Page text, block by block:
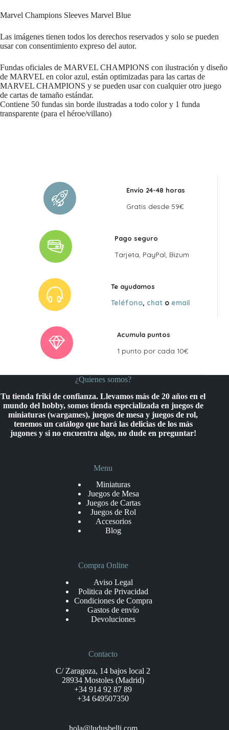
Marvel Champions Sleeves Marvel Blue
Las imágenes tienen todos los derechos reservados y solo se pueden
usar con consentimiento expreso del autor.
Fundas oficiales de MARVEL CHAMPIONS con ilustración y diseño
de MARVEL en color azul, están optimizadas para las cartas de
MARVEL CHAMPIONS y se pueden usar con cualquier otro juego
de cartas de tamaño estándar.
Contiene 50 fundas sin borde ilustradas a todo color y 1 funda
transparente (para el héroe/villano)
Envío 24-48 horas
Gratis desde 59€
Pago seguro
Tarjeta, PayPal, Bizum
Te ayudamos
Teléfono, chat o email
Acumula puntos
1 punto por cada 10€
¿Quienes somos?
Tu tienda friki de confianza. Llevamos más de 20 años en el
mundo del hobby, somos tienda especializada en juegos de
miniaturas (wargames), juegos de mesa y juegos de rol,
tenemos un catálogo que hará las delicias de los más
jugones y si no encuentra algo, no dude en preguntar!
Menu
Miniaturas
Juegos de Mesa
Juegos de Cartas
Juegos de Rol
Accesorios
Blog
Compra Online
Aviso Legal
Politica de Privacidad
Condiciones de Compra
Gastos de envío
Devoluciones
Contacto
C/ Zaragoza, 14 bajos local 2
28934 Mostoles (Madrid)
+34 914 92 87 89
+34 649507350
hola@ludusbelli.com